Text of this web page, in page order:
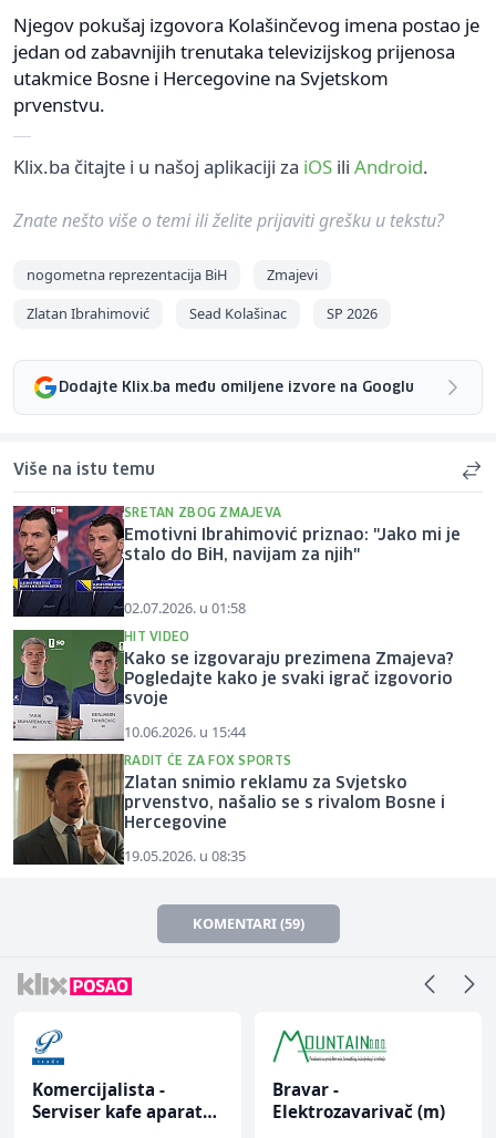
Njegov pokušaj izgovora Kolašinčevog imena postao je
jedan od zabavnijih trenutaka televizijskog prijenosa
utakmice Bosne i Hercegovine na Svjetskom
prvenstvu.
Klix.ba čitajte i u našoj aplikaciji za iOS ili Android.
Znate nešto više o temi ili želite prijaviti grešku u tekstu?
nogometna reprezentacija BiH
Zmajevi
Zlatan Ibrahimović
Sead Kolašinac SP 2026
Dodajte Klix.ba među omiljene izvore na Googlu
Više na istu temu
SRETAN ZBOG ZMAJEVA
Emotivni Ibrahimović priznao: "Jako mi je
stalo do BiH, navijam za njih"
02.07.2026. u 01:58
HIT VIDEO
Kako se izgovaraju prezimena Zmajeva?
Pogledajte kako je svaki igrač izgovorio
svoje
10.06.2026. u 15:44
RADIT ĆE ZA FOX SPORTS
Zlatan snimio reklamu za Svjetsko
prvenstvo, našalio se s rivalom Bosne i
Hercegovine
19.05.2026. u 08:35
KOMENTARI (59)
Komercijalista -
Serviser kafe aparata
Bravar -
Elektrozavarivač (m)